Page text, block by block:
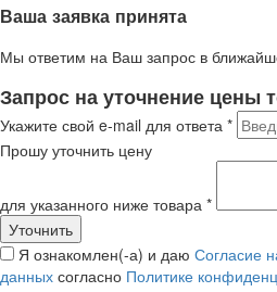
Ваша заявка принята
Мы ответим на Ваш запрос в
Запрос на уточнение цены
Укажите свой e-mail для ответа *
Прошу уточнить цену
для указанного ниже товара *
Я ознакомлен(-а) и даю Согласие
данных согласно Политике